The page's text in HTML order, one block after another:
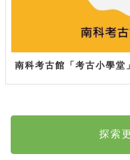
南科考古館「考古小學堂
探索